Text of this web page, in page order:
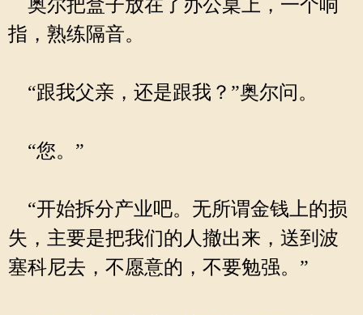
奥尔把盒子放在了办公桌上，一个响
指，熟练隔音。
“跟我父亲，还是跟我？”奥尔问。
“您。”
“开始拆分产业吧。无所谓金钱上的损
失，主要是把我们的人撤出来，送到波
塞科尼去，不愿意的，不要勉强。”